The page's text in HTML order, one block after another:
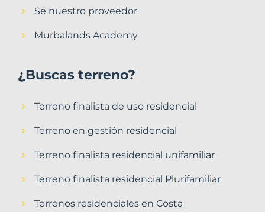
Sé nuestro proveedor
Murbalands Academy
¿Buscas terreno?
Terreno finalista de uso residencial
Terreno en gestión residencial
Terreno finalista residencial unifamiliar
Terreno finalista residencial Plurifamiliar
Terrenos residenciales en Costa